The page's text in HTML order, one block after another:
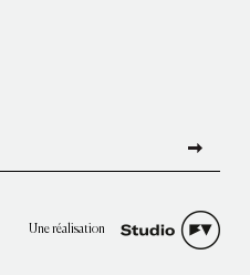
Une réalisation